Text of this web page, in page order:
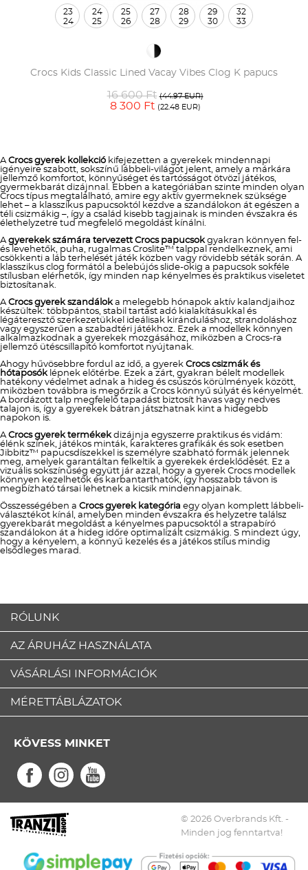
Crocs Kids Classic Lined Vacay Vibes Clog K papucs
16 600 Ft (44.97 EUR)
8 300 Ft (22.48 EUR)
23
24
24
25
25
26
27
28
28
29
29
30
32
33
ACrocs gyerek kollekció kifejezetten a gyerekek mindennapi
igényeire szabott, sokszínű lábbeli-világot jelent, amely a márkára
jellemző komfortot, könnyűséget és tartósságot ötvözi játékos,
gyermekbarát dizájnnal. Ebben a kategóriában szinte minden olyan
Crocs típus megtalálható, amire egy aktív gyermeknek szüksége
lehet – a klasszikus papucsoktól kezdve a szandálokon át egészen a
téli csizmákig –, így a család kisebb tagjainak is minden évszakra és
élethelyzetre tud megfelelő megoldást kínálni.
Agyerekek számára tervezett Crocs papucsokgyakran könnyen fel-
és levehetők, puha, rugalmas Croslite™ talppal rendelkeznek, ami
csökkenti a láb terhelését játék közben vagy rövidebb séták során. A
klasszikus clog formától a belebújós slide-okig a papucsok sokféle
stílusban elérhetők, így minden nap kényelmes és praktikus viseletet
biztosítanak.
ACrocs gyerek szandáloka melegebb hónapok aktív kalandjaihoz
készültek: többpántos, stabil tartást adó kialakításukkal és
légáteresztő szerkezetükkel ideálisak kiránduláshoz, strandoláshoz
vagy egyszerűen a szabadtéri játékhoz. Ezek a modellek könnyen
alkalmazkodnak a gyerekek mozgásához, miközben a Crocs-ra
jellemző ütéscsillapító komfortot nyújtanak.
Ahogy hűvösebbre fordul az idő, a gyerek Crocs csizmák és
hótaposóklépnek előtérbe. Ezek a zárt, gyakran bélelt modellek
hatékony védelmet adnak a hideg és csúszós körülmények között,
miközben továbbra is megőrzik a Crocs könnyű súlyát és kényelmét.
A bordázott talp megfelelő tapadást biztosít havas vagy nedves
talajon is, így a gyerekek bátran játszhatnak kint a hidegebb
napokon is.
ACrocs gyerek termékekdizájnja egyszerre praktikus és vidám:
élénk színek, játékos minták, karakteres grafikák és sok esetben
Jibbitz™ papucsdíszekkel is személyre szabható formák jelennek
meg, amelyek garantáltan felkeltik a gyerekek érdeklődését. Ez a
vizuális sokszínűség együtt jár azzal, hogy a gyerek Crocs modellek
könnyen kezelhetők és karbantarthatók, így hosszabb távon is
megbízható társai lehetnek a kicsik mindennapjainak.
Összességében a Crocs gyerek kategória egy olyan komplett lábbeli-
választékot kínál, amelyben minden évszakra és helyzetre találsz
gyerekbarát megoldást a kényelmes papucsoktól a strapabíró
szandálokon át a hideg időre optimalizált csizmákig. S mindezt úgy,
hogy a kényelem, a könnyű kezelés és a játékos stílus mindig
elsődleges marad.
RÓLUNK
AZ ÁRUHÁZ HASZNÁLATA
VÁSÁRLÁSI INFORMÁCIÓK
MÉRETTÁBLÁZATOK
KÖVESS MINKET
© 2026 Overbrands Kft. -
Minden jog fenntartva!